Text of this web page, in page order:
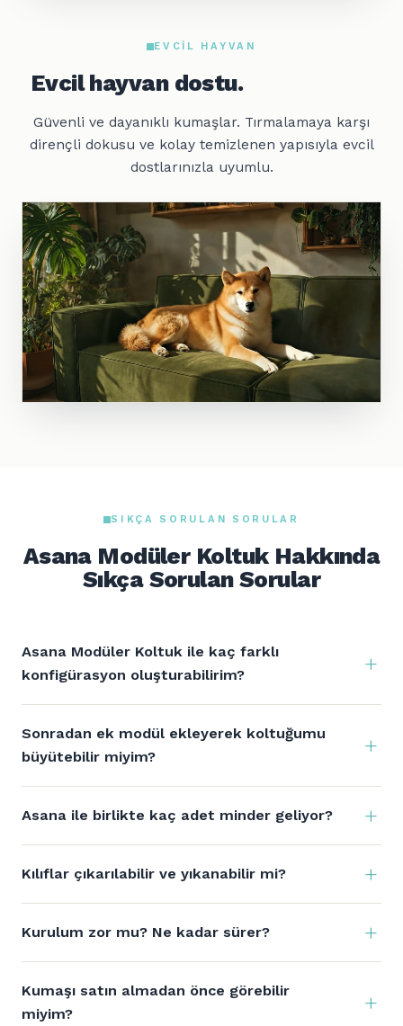
EVCIL HAYVAN
Evcil hayvan dostu.
Güvenli ve dayanıklı kumaşlar. Tırmalamaya karşı
dirençli dokusu ve kolay temizlenen yapısıyla evcil
dostlarınızla uyumlu.
SIKÇA SORULAN SORULAR
Asana Modüler Koltuk Hakkında
Sıkça Sorulan Sorular
Asana Modüler Koltuk ile kaç farklı
konfigürasyon oluşturabilirim?
Sonradan ek modül ekleyerek koltuğumu
büyütebilir miyim?
Asana ile birlikte kaç adet minder geliyor?
Kılıflar çıkarılabilir ve yıkanabilir mi?
Kurulum zor mu? Ne kadar sürer?
Kumaşı satın almadan önce görebilir
miyim?